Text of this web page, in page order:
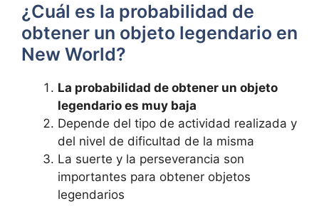
¿Cuál es la probabilidad de
obtener un objeto legendario en
New World?
La probabilidad de obtener un objeto
legendario es muy baja
Depende del tipo de actividad realizada y
del nivel de dificultad de la misma
La suerte y la perseverancia son
importantes para obtener objetos
legendarios